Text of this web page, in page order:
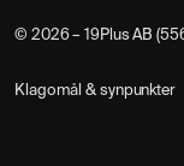
© 2026 – 19Plus AB
Klagomål & synpunkter